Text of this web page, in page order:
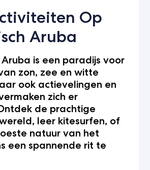
Op
Aruba
is een paradijs voor
zon, zee en witte
ook actievelingen en
zich er
de prachtige
leer kitesurfen, of
natuur van het
een spannende rit te